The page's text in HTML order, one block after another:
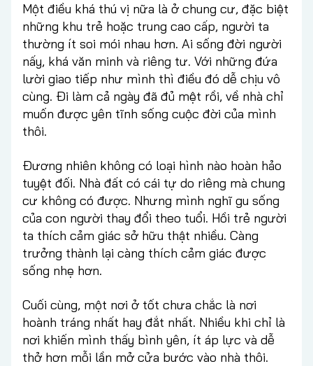
Một điều khá thú vị nữa là ở chung cư, đặc biệt
những khu trẻ hoặc trung cao cấp, người ta
thường ít soi mói nhau hơn. Ai sống đời người
nấy, khá văn minh và riêng tư. Với những đứa
lười giao tiếp như mình thì điều đó dễ chịu vô
cùng. Đi làm cả ngày đã đủ mệt rồi, về nhà chỉ
muốn được yên tĩnh sống cuộc đời của mình
thôi.
Đương nhiên không có loại hình nào hoàn hảo
tuyệt đối. Nhà đất có cái tự do riêng mà chung
cư không có được. Nhưng mình nghĩ gu sống
của con người thay đổi theo tuổi. Hồi trẻ người
ta thích cảm giác sở hữu thật nhiều. Càng
trưởng thành lại càng thích cảm giác được
sống nhẹ hơn.
Cuối cùng, một nơi ở tốt chưa chắc là nơi
hoành tráng nhất hay đắt nhất. Nhiều khi chỉ là
nơi khiến mình thấy bình yên, ít áp lực và dễ
thở hơn mỗi lần mở cửa bước vào nhà thôi.